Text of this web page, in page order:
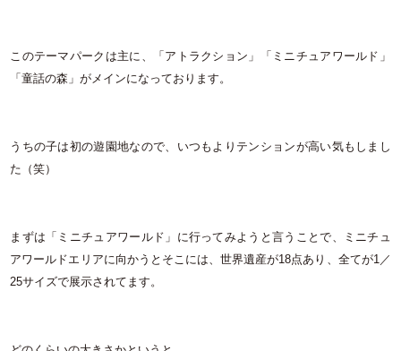
このテーマパークは主に、「アトラクション」「ミニチュアワールド」
「童話の森」がメインになっております。
うちの子は初の遊園地なので、いつもよりテンションが高い気もしまし
た（笑）
まずは「ミニチュアワールド」に行ってみようと言うことで、ミニチュ
アワールドエリアに向かうとそこには、世界遺産が18点あり、全てが1／
25サイズで展示されてます。